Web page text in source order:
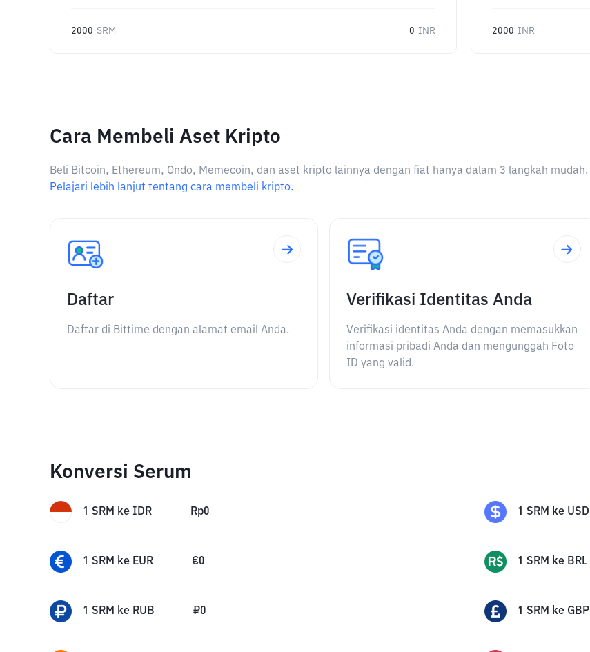
2000 SRM 0 INR 2000 INR
Cara Membeli Aset Kripto
Beli Bitcoin, Ethereum, Ondo, Memecoin, dan aset kripto lainnya dengan fiat hanya dalam 3 langkah mudah.
Pelajari lebih lanjut tentang cara membeli kripto.
Daftar
Daftar di Bittime dengan alamat email Anda.
Verifikasi Identitas Anda
Verifikasi identitas Anda dengan memasukkan
informasi pribadi Anda dan mengunggah Foto
ID yang valid.
Konversi Serum
1 SRM ke IDR Rp0 1 SRM ke USD
1 SRM ke EUR €0 1 SRM ke BRL
1 SRM ke RUB ₽0 1 SRM ke GBP